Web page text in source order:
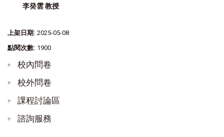
李癸雲 教授
上架日期: 2025-05-08
點閱次數: 1900
校內問卷
校外問卷
課程討論區
諮詢服務